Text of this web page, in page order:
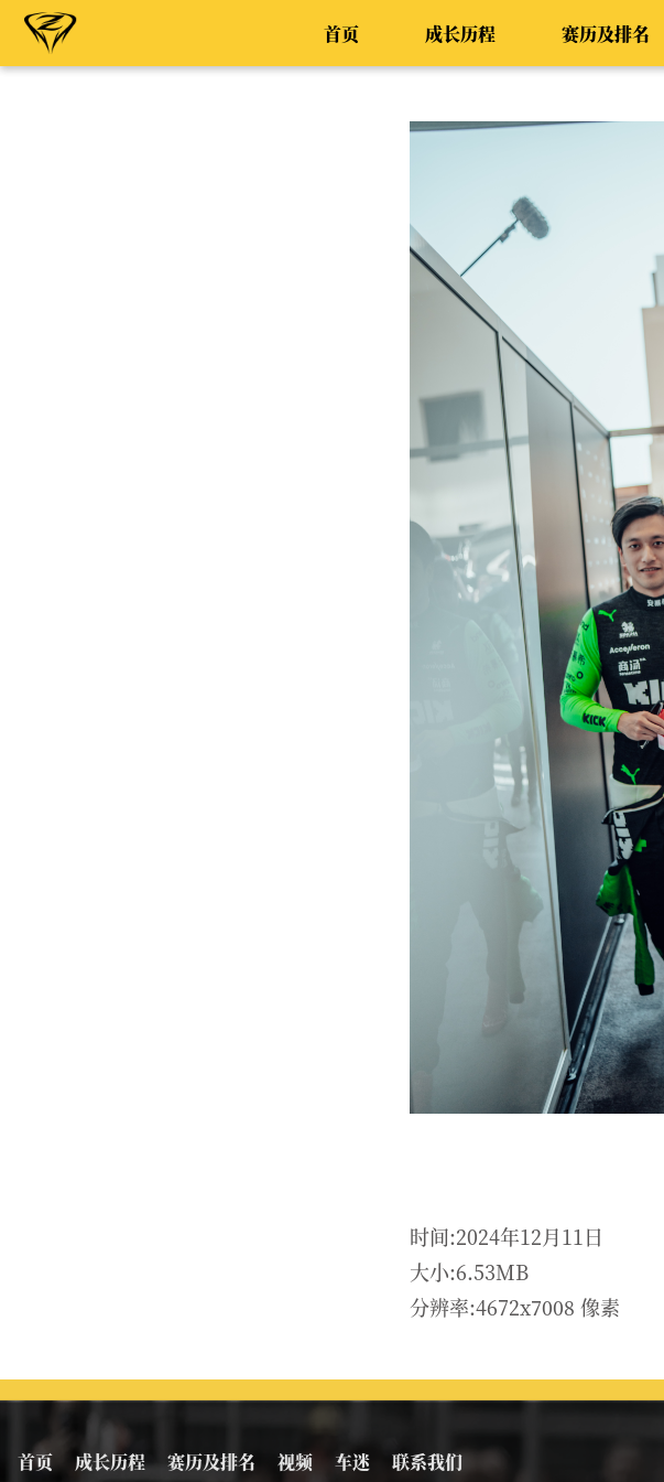
首页 成长历程 赛历及排名
时间:2024年12月11日
大小:6.53MB
分辨率:4672x7008 像素
首页 成长历程 赛历及排名 视频 车迷 联系我们